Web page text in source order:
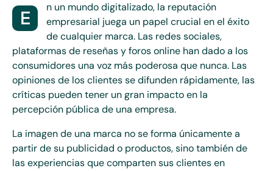
E
n un mundo digitalizado, la reputación
empresarial juega un papel crucial en el éxito
de cualquier marca. Las redes sociales,
plataformas de reseñas y foros online han dado a los
consumidores una voz más poderosa que nunca. Las
opiniones de los clientes se difunden rápidamente, las
críticas pueden tener un gran impacto en la
percepción pública de una empresa.
La imagen de una marca no se forma únicamente a
partir de su publicidad o productos, sino también de
las experiencias que comparten sus clientes en